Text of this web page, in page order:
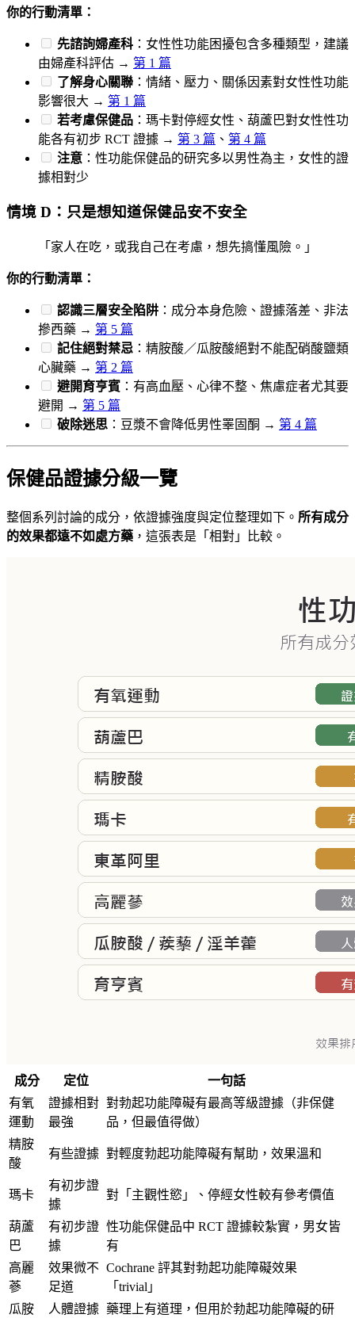
你的行動清單：
先諮詢婦產科 ：女性性功能困擾包含多種類型，建議
由婦產科評估 → 第 1 篇
了解身心關聯 ：情緒、壓力、關係因素對女性性功能
影響很大 → 第 1 篇
若考慮保健品 ：瑪卡對停經女性、葫蘆巴對女性性功
能各有初步 RCT 證據 → 第 3 篇 、 第 4 篇
注意 ：性功能保健品的研究多以男性為主，女性的證
據相對少
情境 D：只是想知道保健品安不安全
「家人在吃，或我自己在考慮，想先搞懂風險。」
你的行動清單：
認識三層安全陷阱 ：成分本身危險、證據落差、非法
摻西藥 → 第 5 篇
記住絕對禁忌 ：精胺酸／瓜胺酸絕對不能配硝酸鹽類
心臟藥 → 第 2 篇
避開育亨賓 ：有高血壓、心律不整、焦慮症者尤其要
避開 → 第 5 篇
破除迷思 ：豆漿不會降低男性睪固酮 → 第 4 篇
保健品證據分級一覽
整個系列討論的成分，依證據強度與定位整理如下。 所有成分
的效果都遠不如處方藥 ，這張表是「相對」比較。
成分 定位
一句話
有氧
運動
證據相對
最強
對勃起功能障礙有最高等級證據（非保健
品，但最值得做）
精胺
酸
有些證據 對輕度勃起功能障礙有幫助，效果溫和
瑪卡
有初步證
據
對「主觀性慾」、停經女性較有參考價值
葫蘆
巴
有初步證
據
性功能保健品中 RCT 證據較紮實，男女皆
有
高麗
蔘
效果微不
足道
Cochrane 評其對勃起功能障礙效果
「trivial」
瓜胺
人體證據 藥理上有道理，但用於勃起功能障礙的研